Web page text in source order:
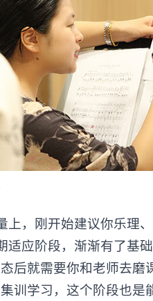
刚开始建议你乐理、
适应阶段，渐渐有了基
后就需要你和老师去
训学习，这个阶段也是